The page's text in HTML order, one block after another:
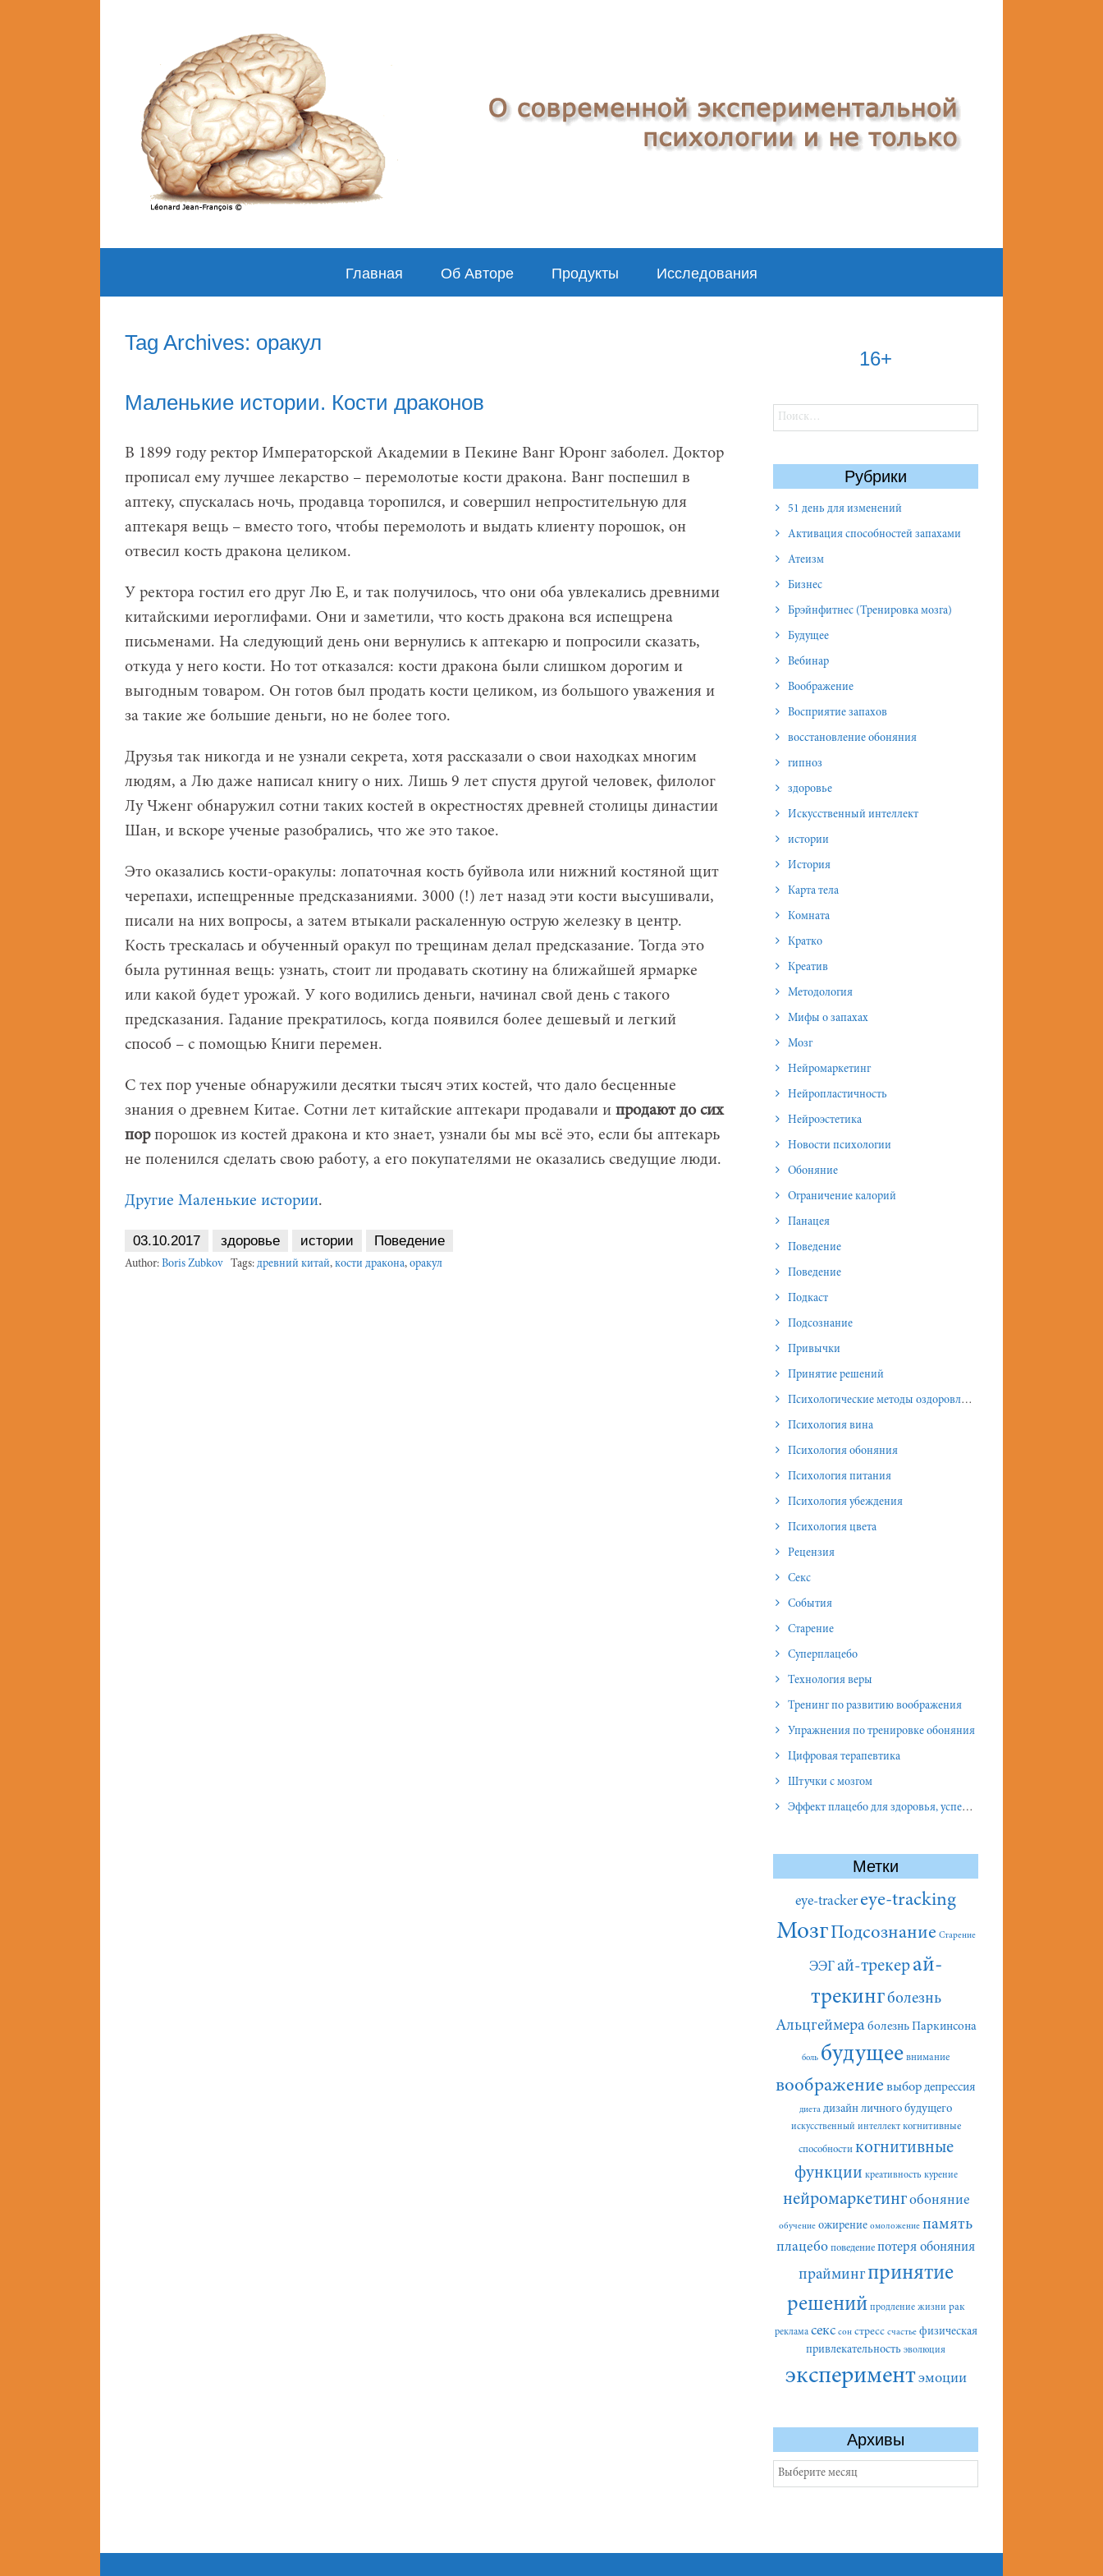
Главная Об Авторе Продукты Исследования
Tag Archives: оракул
Маленькие истории. Кости драконов
В 1899 году ректор Императорской Академии в Пекине Ванг Юронг заболел. Доктор
прописал ему лучшее лекарство – перемолотые кости дракона. Ванг поспешил в
аптеку, спускалась ночь, продавца торопился, и совершил непростительную для
аптекаря вещь – вместо того, чтобы перемолоть и выдать клиенту порошок, он
отвесил кость дракона целиком.
У ректора гостил его друг Лю Е, и так получилось, что они оба увлекались древними
китайскими иероглифами. Они и заметили, что кость дракона вся испещрена
письменами. На следующий день они вернулись к аптекарю и попросили сказать,
откуда у него кости. Но тот отказался: кости дракона были слишком дорогим и
выгодным товаром. Он готов был продать кости целиком, из большого уважения и
за такие же большие деньги, но не более того.
Друзья так никогда и не узнали секрета, хотя рассказали о свои находках многим
людям, а Лю даже написал книгу о них. Лишь 9 лет спустя другой человек, филолог
Лу Чженг обнаружил сотни таких костей в окрестностях древней столицы династии
Шан, и вскоре ученые разобрались, что же это такое.
Это оказались кости-оракулы: лопаточная кость буйвола или нижний костяной щит
черепахи, испещренные предсказаниями. 3000 (!) лет назад эти кости высушивали,
писали на них вопросы, а затем втыкали раскаленную острую железку в центр.
Кость трескалась и обученный оракул по трещинам делал предсказание. Тогда это
была рутинная вещь: узнать, стоит ли продавать скотину на ближайшей ярмарке
или какой будет урожай. У кого водились деньги, начинал свой день с такого
предсказания. Гадание прекратилось, когда появился более дешевый и легкий
способ – с помощью Книги перемен.
С тех пор ученые обнаружили десятки тысяч этих костей, что дало бесценные
знания о древнем Китае. Сотни лет китайские аптекари продавали и продают до сих
порпорошок из костей дракона и кто знает, узнали бы мы всё это, если бы аптекарь
не поленился сделать свою работу, а его покупателями не оказались сведущие люди.
Другие Маленькие истории.
03.10.2017 здоровье истории Поведение
Author: Boris Zubkov Tags: древний китай, кости дракона, оракул
16+
Найти:
Рубрики
51 день для изменений
Активация способностей запахами
Атеизм
Бизнес
Брэйнфитнес (Тренировка мозга)
Будущее
Вебинар
Воображение
Восприятие запахов
восстановление обоняния
гипноз
здоровье
Искусственный интеллект
истории
История
Карта тела
Комната
Кратко
Креатив
Методология
Мифы о запахах
Мозг
Нейромаркетинг
Нейропластичность
Нейроэстетика
Новости психологии
Обоняние
Ограничение калорий
Панацея
Поведение
Поведение
Подкаст
Подсознание
Привычки
Принятие решений
Психологические методы оздоровления и омоложения
Психология вина
Психология обоняния
Психология питания
Психология убеждения
Психология цвета
Рецензия
Секс
События
Старение
Суперплацебо
Технология веры
Тренинг по развитию воображения
Упражнения по тренировке обоняния
Цифровая терапевтика
Штучки с мозгом
Эффект плацебо для здоровья, успеха и отношений
Метки
eye-tracker eye-tracking
МозгПодсознание Старение
ЭЭГай-трекерай-
трекингболезнь
Альцгеймера болезнь Паркинсона
боль будущее внимание
воображение выбор депрессия
диета дизайн личного будущего
искусственный интеллект когнитивные
способности когнитивные
функции креативность курение
нейромаркетингобоняние
обучение ожирение омоложение память
плацебо поведение потеря обоняния
праймингпринятие
решений продление жизни рак
реклама секс сон стресс счастье физическая
привлекательность эволюция
экспериментэмоции
Архивы
Архивы